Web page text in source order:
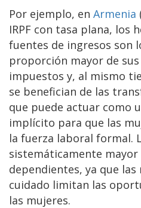
Por ejemplo, en Armenia
IRPF con tasa plana, los
fuentes de ingresos son
proporción mayor de
impuestos y, al mismo
se benefician de las
que puede actuar como
implícito para que las
la fuerza laboral formal.
sistemáticamente mayor
dependientes, ya que
cuidado limitan las
las mujeres.